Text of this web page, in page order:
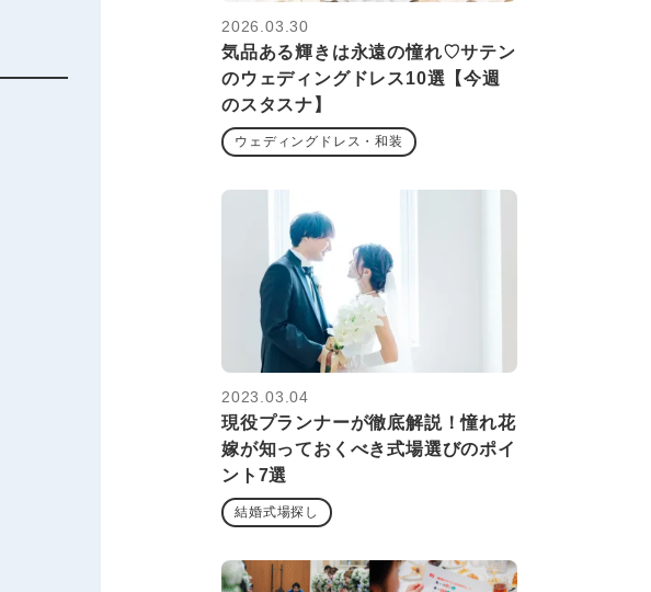
2026.03.30
気品ある輝きは永遠の憧れ♡サテン
のウェディングドレス10選【今週
のスタスナ】
ウェディングドレス・和装
2023.03.04
現役プランナーが徹底解説！憧れ花
嫁が知っておくべき式場選びのポイ
ント7選
結婚式場探し